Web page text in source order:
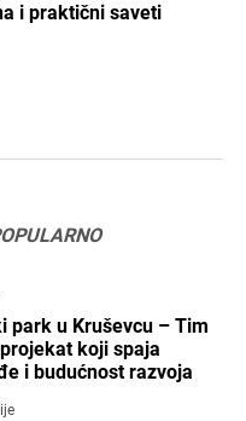
i praktični saveti
park u Kruševcu – Tim
koji spaja
i budućnost razvoja